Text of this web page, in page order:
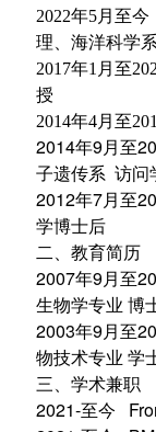
2022年5
理、海洋科学
2017年1月至
授
2014年4月至
2014年9月至
子遗传系 访问
2012年7月至
学博士后
二、教育简历
2007年9月至
生物学专业 博
2003年9月至
物技术专业 学
三、学术兼职
2021-至今